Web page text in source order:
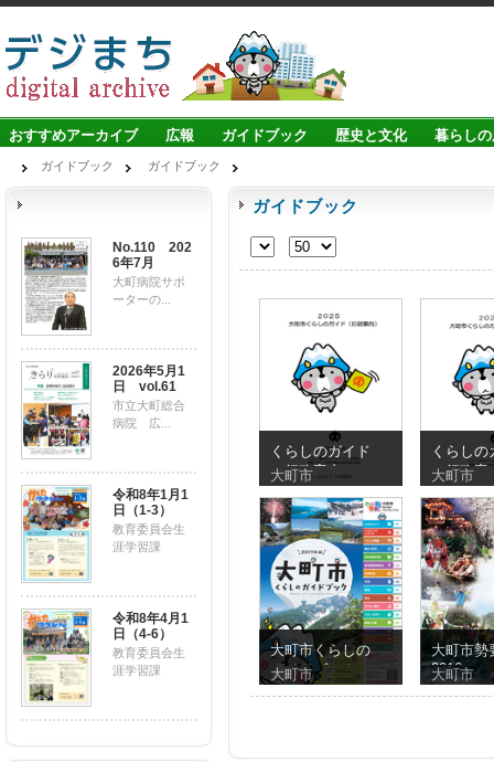
おすすめアーカイブ 広報 ガイドブック 歴史と文化 暮らし
ガイドブック ガイドブック
No.110 202
6年7月
大町病院サポ
ーターの...
2026年5月1
日 vol.61
市立大町総合
病院 広...
令和8年1月1
日（1-3）
教育委員会生
涯学習課
令和8年4月1
日（4-6）
教育委員会生
涯学習課
ガイドブック
くらしのガイド
（行政案内）
2025年版
大町市
くらしの
（行政案
2024年版
大町市
大町市くらしの
ガイドブック
2017年版
大町市
大町市勢
2016
大町市